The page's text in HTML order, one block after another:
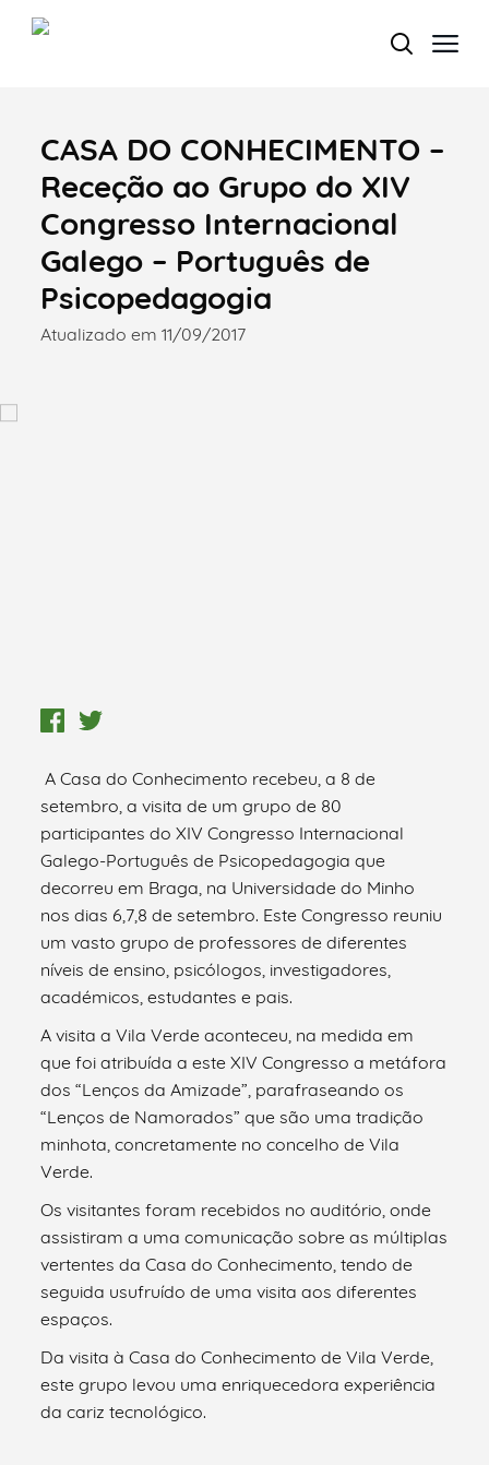
Termo de Pesquisa
Categorias gerais
CASA DO CONHECIMENTO –
Receção ao Grupo do XIV
Congresso Internacional
Galego – Português de
Psicopedagogia
Atualizado em 11/09/2017
A Casa do Conhecimento recebeu, a 8 de
setembro, a visita de um grupo de 80
participantes do XIV Congresso Internacional
Galego-Português de Psicopedagogia que
decorreu em Braga, na Universidade do Minho
nos dias 6,7,8 de setembro. Este Congresso reuniu
um vasto grupo de professores de diferentes
níveis de ensino, psicólogos, investigadores,
académicos, estudantes e pais.
A visita a Vila Verde aconteceu, na medida em
que foi atribuída a este XIV Congresso a metáfora
dos “Lenços da Amizade”, parafraseando os
“Lenços de Namorados” que são uma tradição
minhota, concretamente no concelho de Vila
Verde.
Os visitantes foram recebidos no auditório, onde
assistiram a uma comunicação sobre as múltiplas
vertentes da Casa do Conhecimento, tendo de
seguida usufruído de uma visita aos diferentes
espaços.
Da visita à Casa do Conhecimento de Vila Verde,
este grupo levou uma enriquecedora experiência
da cariz tecnológico.